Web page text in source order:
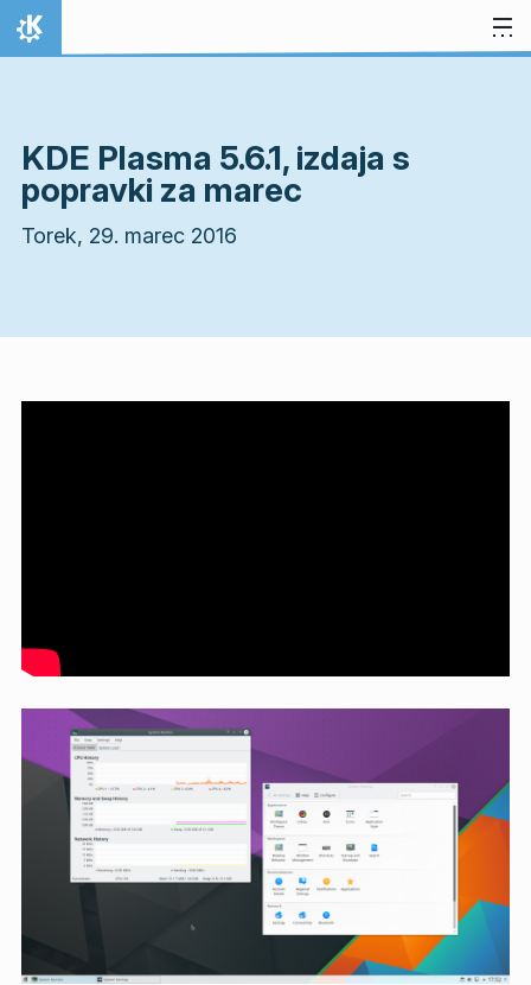
Preskoči na vsebino
Domov
KDE Plasma 5.6.1, izdaja s
popravki za marec
Torek, 29. marec 2016